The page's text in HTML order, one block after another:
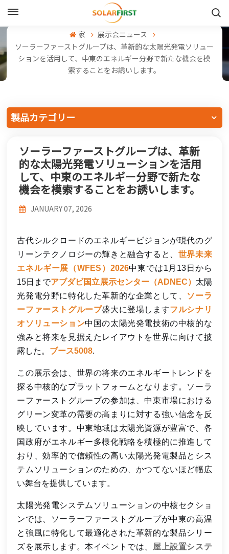
English
中文
Русский
Español
Português
한국어
بالعربية
家
展示会ニュース
ソーラーファーストグループは、革新的な太陽光発電ソリュー
ションを活用して、中東のエネルギー分野で新たな機会を模
索することをお誘いします。
製品カテゴリー
ソーラーファーストグループは、革新
的な太陽光発電ソリューションを活用
して、中東のエネルギー分野で新たな
機会を模索することをお誘いします。
JANUARY 07, 2026
古代シルクロードのエネルギービジョンが現代のグ
リーンテクノロジーの輝きと融合すると、 世界未来
エネルギー展（WFES）2026中東では1月13日から
15日までアブダビ国立展示センター（ADNEC） 太陽
光発電分野に特化した革新的な企業として、 ソーラ
ーファーストグループ盛大に登場しますフルシナリ
オソリューション中国の太陽光発電技術の中核的な
強みと将来を見据えたレイアウトを世界に向けて披
露した。 ブース5008.
この展示会は、世界の将来のエネルギートレンドを
探る中核的なプラットフォームとなります。ソーラ
ーファーストグループの参加は、中東市場における
グリーン変革の需要の高まりに対する強い信念を反
映しています。中東地域は太陽光資源が豊富で、各
国政府がエネルギー多様化戦略を積極的に推進して
おり、効率的で信頼性の高い太陽光発電製品とシス
テムソリューションのための、かつてないほど幅広
い舞台を提供しています。
太陽光発電システムソリューションの中核セクショ
ンでは、ソーラーファーストグループが中東の高温
と強風に特化して最適化された革新的な製品シリー
ズを展示します。本イベントでは、
屋上設置システ